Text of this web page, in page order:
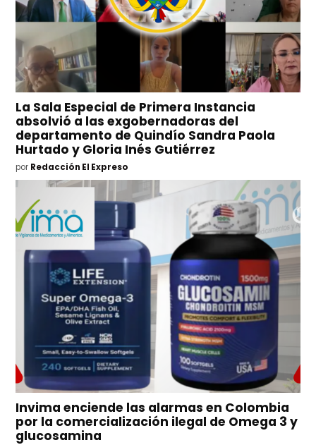
La Sala Especial de Primera Instancia
absolvió a las exgobernadoras del
departamento de Quindío Sandra Paola
Hurtado y Gloria Inés Gutiérrez
por Redacción El Expreso
Invima enciende las alarmas en Colombia
por la comercialización ilegal de Omega 3 y
glucosamina